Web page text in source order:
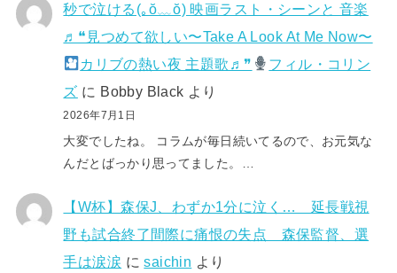
秒で泣ける(⁠｡⁠ŏ⁠﹏⁠ŏ⁠) 映画ラスト・シーンと 音楽
♬❝見つめて欲しい〜Take A Look At Me Now〜
カリブの熱い夜 主題歌♬❞
フィル・コリン
ズ に Bobby Black より
2026年7月1日
大変でしたね。 コラムが毎日続いてるので、お元気な
んだとばっかり思ってました。…
【W杯】森保J、わずか1分に泣く… 延長戦視
野も試合終了間際に痛恨の失点 森保監督、選
手は涙涙 にsaichin より